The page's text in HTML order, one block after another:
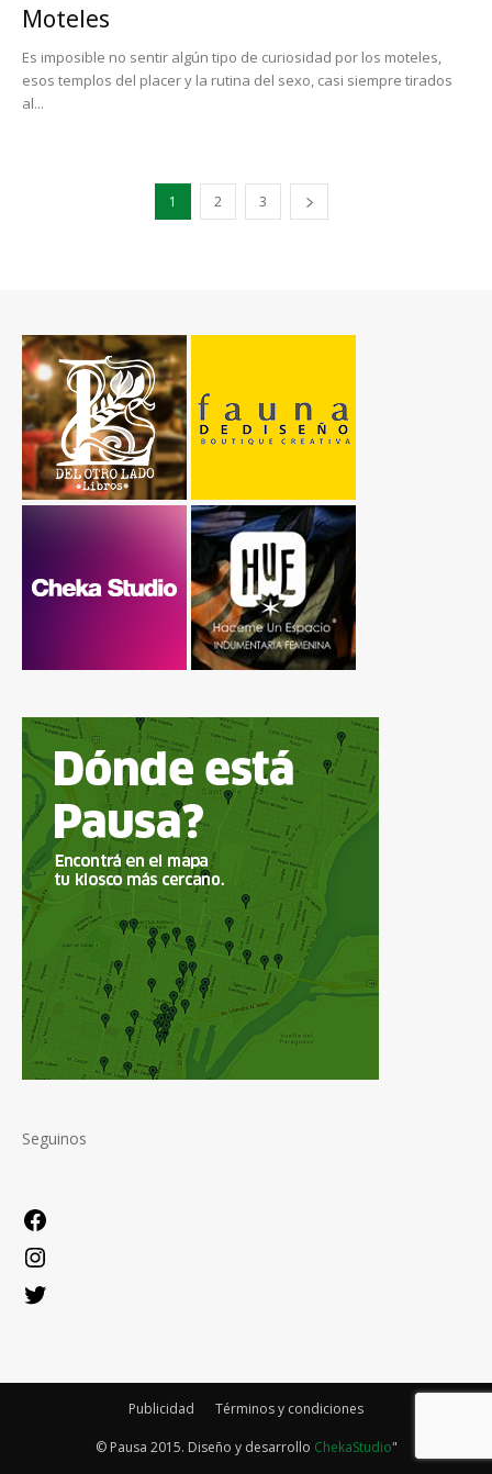
Moteles
Es imposible no sentir algún tipo de curiosidad por los moteles,
esos templos del placer y la rutina del sexo, casi siempre tirados
al...
1 2 3
Seguinos
Publicidad Términos y condiciones
© Pausa 2015. Diseño y desarrollo ChekaStudio"